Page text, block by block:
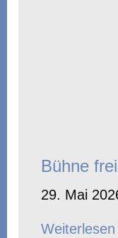
Bühne frei
29. Mai
Weiterlesen